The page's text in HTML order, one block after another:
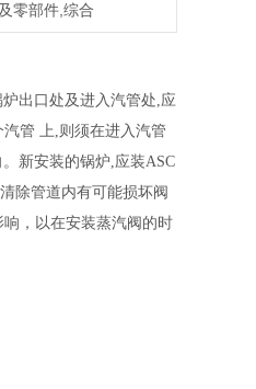
零部件,综合
出口处及进入汽管处,应
管 上,则须在进入汽管
新安装的锅炉,应装ASC
除管道内有可能损坏阀
，以在安装蒸汽阀的时